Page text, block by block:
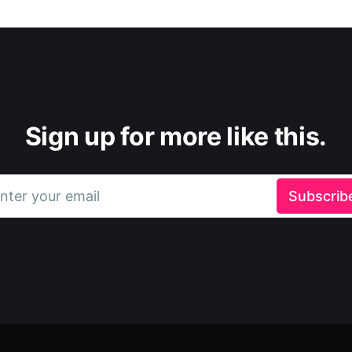
Sign up for more like this.
your email